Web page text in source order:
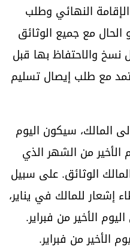
النهائي وطلب
مع جميع الوثائق
نسخ والاحتفاظ بها قبل
مع طلب إيصال تسليم
المالك، سيكون اليوم
الأخير من الشهر الذي
الوثائق. على سبيل
إشعار للمالك في يناير،
الأخير من فبراير.
الأخير من فبراير.